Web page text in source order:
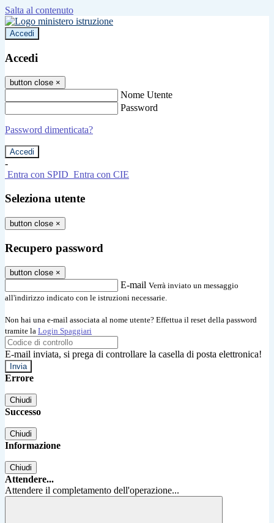
Salta al contenuto
Accedi
Accedi
button close ×
Nome Utente
Password
Password dimenticata?
-
Entra con SPID Entra con CIE
Seleziona utente
button close ×
Recupero password
button close ×
E-mail Verrà inviato un messaggio
all'indirizzo indicato con le istruzioni necessarie.
Non hai una e-mail associata al nome utente? Effettua il reset della password
tramite la Login Spaggiari
E-mail inviata, si prega di controllare la casella di posta elettronica!
Errore
Chiudi
Successo
Chiudi
Informazione
Chiudi
Attendere...
Attendere il completamento dell'operazione...